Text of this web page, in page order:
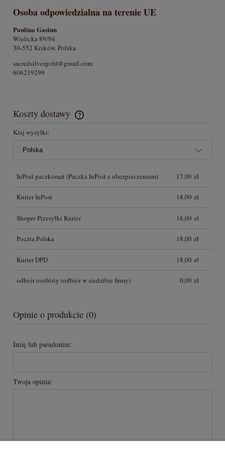
Osoba odpowiedzialna na terenie UE
Paulina Gasiun
Wielicka 89/94
30-552 Kraków, Polska
sacredsilvergold@gmail.com
606219299
Koszty dostawy
Cena nie zawiera ewentualnych kosztów płatności
Kraj wysyłki:
InPost paczkomat (Paczka InPost z ubezpieczeniem) 17,00 zł
Kurier InPost 18,00 zł
Shoper Przesyłki Kurier 18,00 zł
Poczta Polska 18,00 zł
Kurier DPD 18,00 zł
odbiór osobisty (odbiór w siedzibie firmy) 0,00 zł
Opinie o produkcie (0)
Imię lub pseudonim:
Twoja opinia: